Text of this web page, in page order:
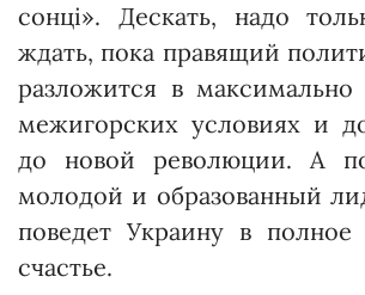
сонці». Дескать, надо
ждать, пока правящий
разложится в
межигорских условиях и
до новой революции. А
молодой и образованный
поведет Украину в полное
счастье.